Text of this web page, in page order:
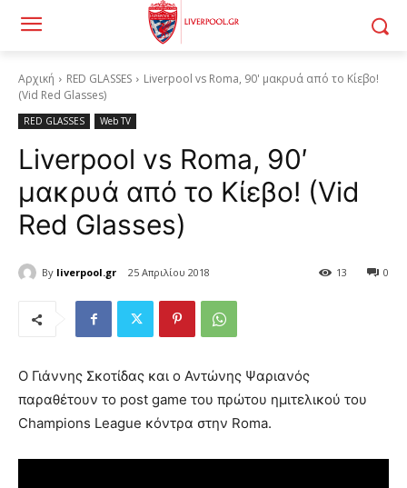
Αρχική RED GLASSES
Liverpool vs Roma, 90' μακρυά από το Κίεβο!
(Vid Red Glasses)
RED GLASSES Web TV
Liverpool vs Roma, 90′
μακρυά από το Κίεβο! (Vid
Red Glasses)
By liverpool.gr 25 Απριλίου 2018 0
13
Ο Γιάννης Σκοτίδας και ο Αντώνης Ψαριανός
παραθέτουν το post game του πρώτου ημιτελικού του
Champions League κόντρα στην Roma.